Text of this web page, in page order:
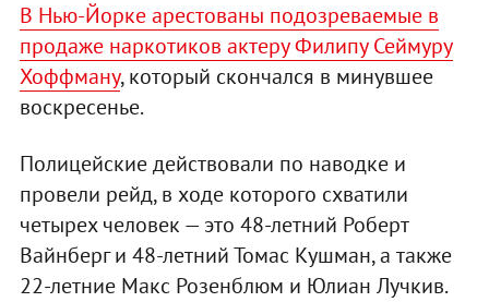
В Нью-Йорке арестованы подозреваемые в
продаже наркотиков актеру Филипу Сеймуру
Хоффману, который скончался в минувшее
воскресенье.
Полицейские действовали по наводке и
провели рейд, в ходе которого схватили
четырех человек — это 48-летний Роберт
Вайнберг и 48-летний Томас Кушман, а также
22-летние Макс Розенблюм и Юлиан Лучкив.